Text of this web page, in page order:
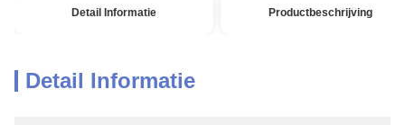
Detail Informatie Productbeschrijving
Detail Informatie